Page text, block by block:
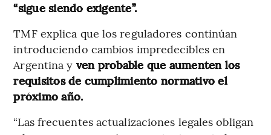
“sigue siendo exigente”.
TMF explica que los reguladores continúan
introduciendo cambios impredecibles en
Argentina y ven probable que aumenten los
requisitos de cumplimiento normativo el
próximo año.
“Las frecuentes actualizaciones legales obligan